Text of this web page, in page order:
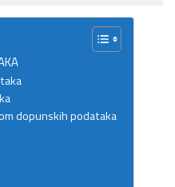
dopunskih podataka